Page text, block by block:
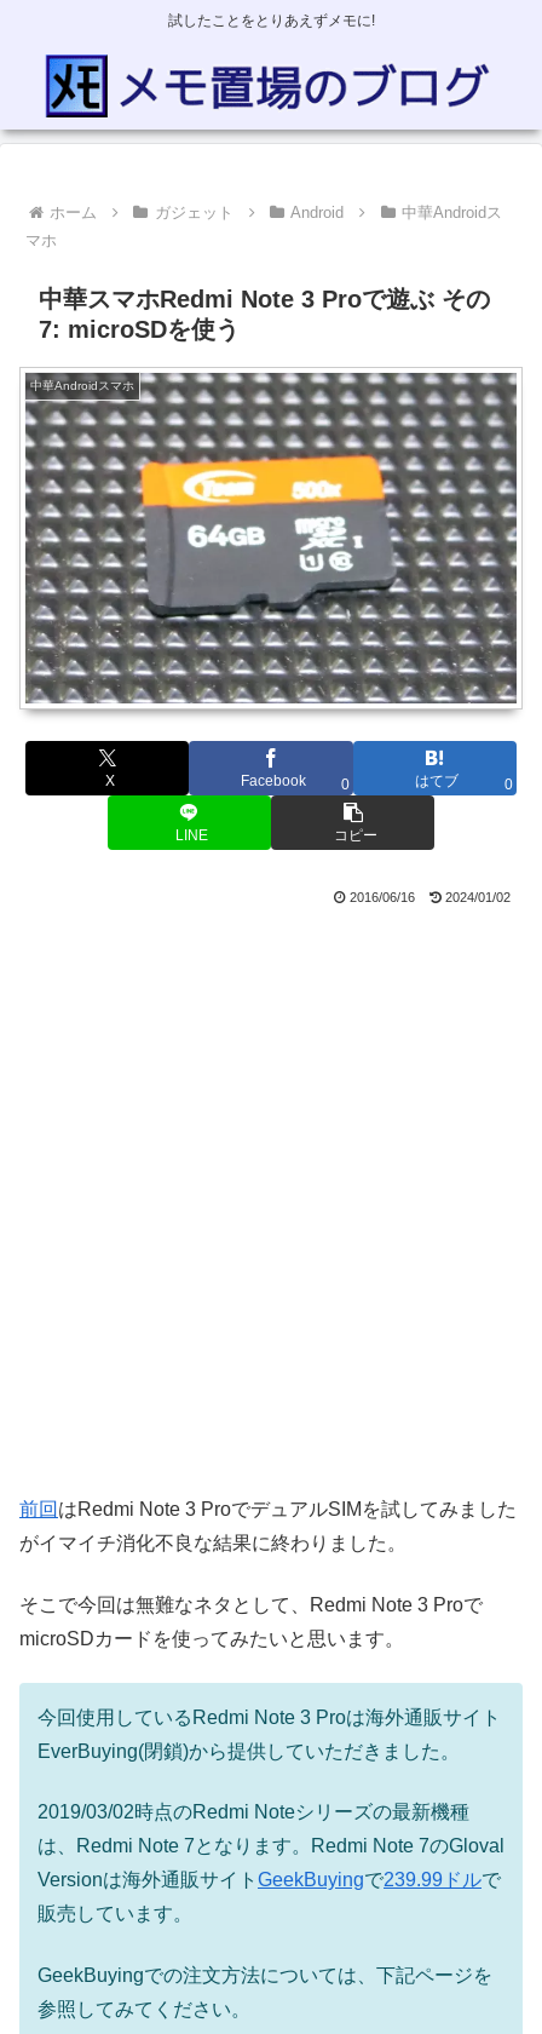
試したことをとりあえずメモに!
ホーム ガジェット Android
中華Androidス
マホ
中華スマホRedmi Note 3 Proで遊ぶ その
7: microSDを使う
中華Androidスマホ
X Facebook 0 はてブ 0
LINE コピー
2016/06/16 2024/01/02
前回 はRedmi Note 3 ProでデュアルSIMを試してみました
がイマイチ消化不良な結果に終わりました。
そこで今回は無難なネタとして、Redmi Note 3 Proで
microSDカードを使ってみたいと思います。
今回使用しているRedmi Note 3 Proは海外通販サイト
EverBuying(閉鎖)から提供していただきました。
2019/03/02時点のRedmi Noteシリーズの最新機種
は、Redmi Note 7となります。Redmi Note 7のGloval
Versionは海外通販サイト GeekBuyingで239.99ドルで
販売しています。
GeekBuyingでの注文方法については、下記ページを
参照してみてください。